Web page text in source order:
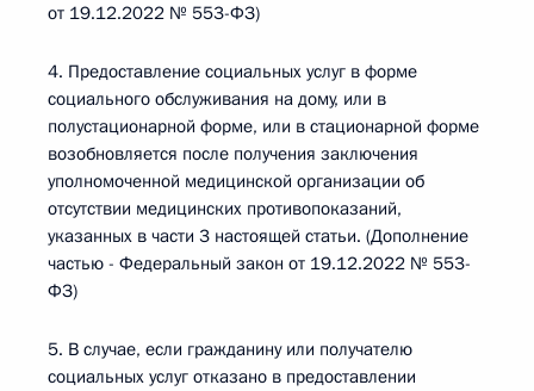
от 19.12.2022 № 553-ФЗ)
4. Предоставление социальных услуг в форме
социального обслуживания на дому, или в
полустационарной форме, или в стационарной форме
возобновляется после получения заключения
уполномоченной медицинской организации об
отсутствии медицинских противопоказаний,
указанных в части 3 настоящей статьи. (Дополнение
частью - Федеральный закон от 19.12.2022 № 553-
ФЗ)
5. В случае, если гражданину или получателю
социальных услуг отказано в предоставлении